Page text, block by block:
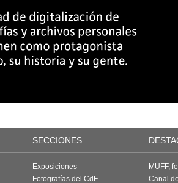
SECCIONES
Exposiciones
Fotografías del CdF
MUFF,
Canal